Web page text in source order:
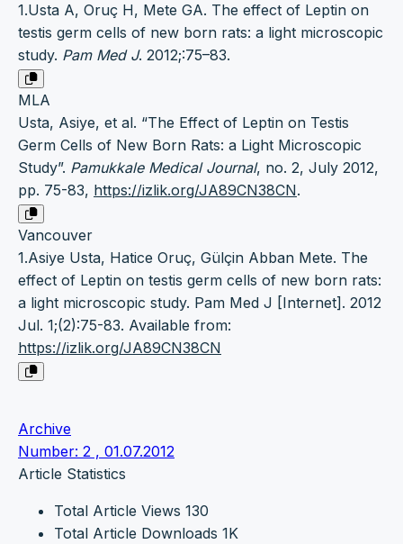
1.Usta A, Oruç H, Mete GA. The effect of Leptin on
testis germ cells of new born rats: a light microscopic
study. Pam Med J. 2012;:75–83.
MLA
Usta, Asiye, et al. “The Effect of Leptin on Testis
Germ Cells of New Born Rats: a Light Microscopic
Study”. Pamukkale Medical Journal, no. 2, July 2012,
pp. 75-83, https://izlik.org/JA89CN38CN.
Vancouver
1.Asiye Usta, Hatice Oruç, Gülçin Abban Mete. The
effect of Leptin on testis germ cells of new born rats:
a light microscopic study. Pam Med J [Internet]. 2012
Jul. 1;(2):75-83. Available from:
https://izlik.org/JA89CN38CN
Archive
Number: 2 , 01.07.2012
Article Statistics
Total Article Views 130
Total Article Downloads 1K